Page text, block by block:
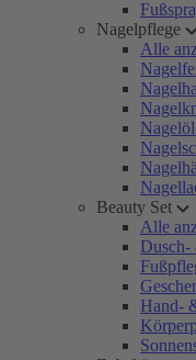
Nagelpflege
Alle
Beauty Set
Alle
Dusch-
Hand-